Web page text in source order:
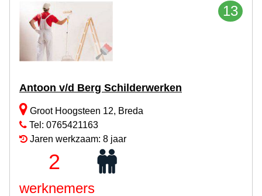
13
Antoon v/d Berg Schilderwerken
Groot Hoogsteen 12, Breda
Tel: 0765421163
Jaren werkzaam: 8 jaar
2
werknemers